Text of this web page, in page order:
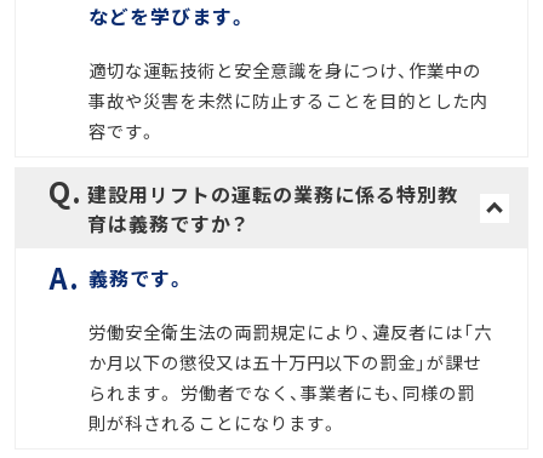
などを学びます。
適切な運転技術と安全意識を身につけ、作業中の
事故や災害を未然に防止することを目的とした内
容です。
建設用リフトの運転の業務に係る特別教
育は義務ですか？
義務です。
労働安全衛生法の両罰規定により、違反者には「六
か月以下の懲役又は五十万円以下の罰金」が課せ
られます。 労働者でなく、事業者にも、同様の罰
則が科されることになります。